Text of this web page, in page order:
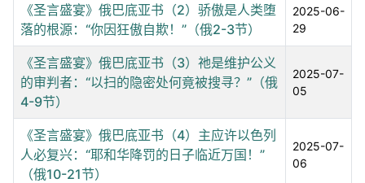
《圣言盛宴》俄巴底亚书（2）骄傲是人类堕
落的根源：“你因狂傲自欺！”（俄2-3节）
2025-06-
29
《圣言盛宴》俄巴底亚书（3）祂是维护公义
的审判者：“以扫的隐密处何竟被搜寻？”（俄
4-9节）
2025-07-
05
《圣言盛宴》俄巴底亚书（4）主应许以色列
人必复兴：“耶和华降罚的日子临近万国！”
（俄10-21节）
2025-07-
06